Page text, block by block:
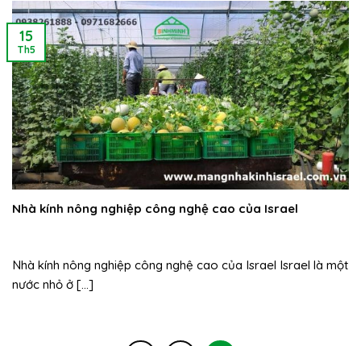
Nhà kính nông nghiệp công nghệ cao của Israel
Nhà kính nông nghiệp công nghệ cao của Israel Israel là một
nước nhỏ ở [...]
15
Th5